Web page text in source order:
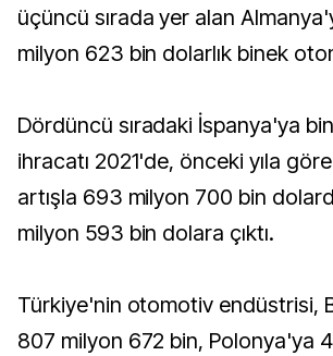
üçüncü sırada yer alan
milyon 623 bin dolarlık binek
Dördüncü sıradaki İspanya'ya
ihracatı 2021'de, önceki yıla
artışla 693 milyon 700 bin
milyon 593 bin dolara çıktı.
Türkiye'nin otomotiv endüstrisi,
807 milyon 672 bin, Polonya'ya